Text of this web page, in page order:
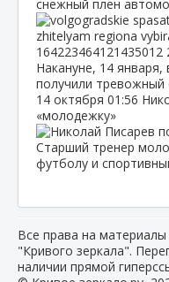
снежный плен
Накануне, 14 января,
получили тревожный
14 октября 01:56
«молодежку»
Старший тренер
футболу и
Все права на
"Кривого зеркала".
наличии прямой